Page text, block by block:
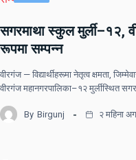
सगरमाथा स्कुल मुर्ली–१२,
रूपमा सम्पन्न
वीरगंज — विद्यार्थीहरूमा नेतृत्व क्षमता,
वीरगंज महानगरपालिका–१२ मुर्लीस्थित
By Birgunj २ महिना